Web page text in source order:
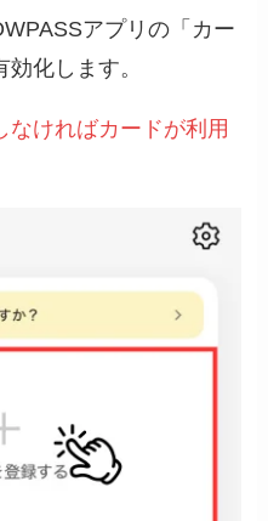
アプリの「カー
化します。
ければカードが利用